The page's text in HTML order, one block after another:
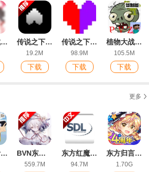
小春养成记游戏手机版xiaochunGame 传说之下同人游戏Dusttale Sans安卓版Dusttale Sans Encounter Fight
19.2M
下载
传说之下猛烈之息(UndertaleLastBreath)
98.9M
下载
植物大战僵尸抽象版改版
105.5M
下载
更多
魔理沙计划MarisaProject东方同人游戏 BVN东方整合模组版(芙兰的东方整合⑩)
559.7M
东方红魔乡手机移植汉化版(東方紅魔郷)
94.7M
东方归言录官方版
1.70G